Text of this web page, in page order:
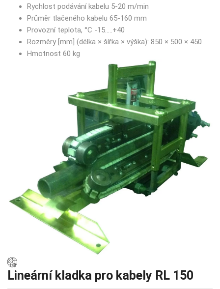
Rychlost podávání kabelu 5-20 m/min
Průměr tlačeného kabelu 65-160 mm
Provozní teplota, °C -15…..+40
Rozměry [mm] (délka × šířka × výška): 850 × 500 × 450
Hmotnost 60 kg
Lineární kladka pro kabely RL 150